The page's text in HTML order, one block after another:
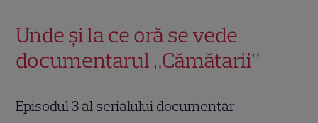
Unde și la ce oră se vede
documentarul „Cămătarii”
Episodul 3 al serialului documentar